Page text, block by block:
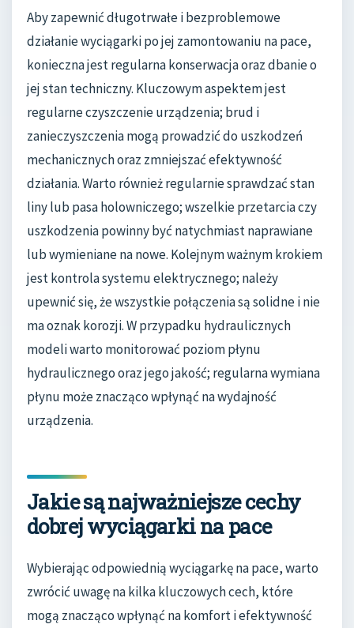
Aby zapewnić długotrwałe i bezproblemowe
działanie wyciągarki po jej zamontowaniu na pace,
konieczna jest regularna konserwacja oraz dbanie o
jej stan techniczny. Kluczowym aspektem jest
regularne czyszczenie urządzenia; brud i
zanieczyszczenia mogą prowadzić do uszkodzeń
mechanicznych oraz zmniejszać efektywność
działania. Warto również regularnie sprawdzać stan
liny lub pasa holowniczego; wszelkie przetarcia czy
uszkodzenia powinny być natychmiast naprawiane
lub wymieniane na nowe. Kolejnym ważnym krokiem
jest kontrola systemu elektrycznego; należy
upewnić się, że wszystkie połączenia są solidne i nie
ma oznak korozji. W przypadku hydraulicznych
modeli warto monitorować poziom płynu
hydraulicznego oraz jego jakość; regularna wymiana
płynu może znacząco wpłynąć na wydajność
urządzenia.
Jakie są najważniejsze cechy
dobrej wyciągarki na pace
Wybierając odpowiednią wyciągarkę na pace, warto
zwrócić uwagę na kilka kluczowych cech, które
mogą znacząco wpłynąć na komfort i efektywność